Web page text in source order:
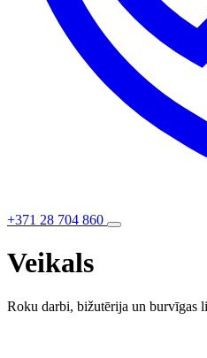
+371 28 704 860
Veikals
Roku darbi, bižutērija un burvīgas